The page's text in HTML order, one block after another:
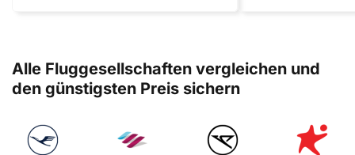
Alle Fluggesellschaften vergleichen und
den günstigsten Preis sichern